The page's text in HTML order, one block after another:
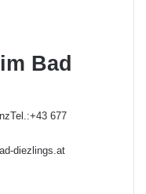
Bad
677
diezlings.at